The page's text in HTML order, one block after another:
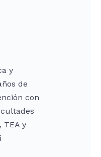
y
de
con
TEA y